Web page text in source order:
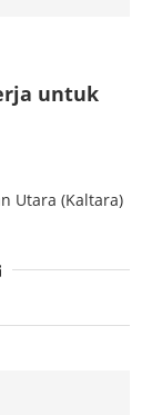
untuk
Utara (Kaltara)